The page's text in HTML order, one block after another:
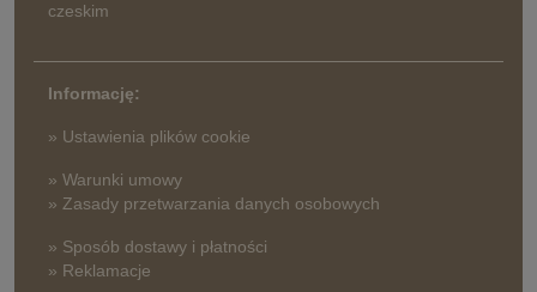
czeskim
Informację:
» Ustawienia plików cookie
» Warunki umowy
» Zasady przetwarzania danych osobowych
» Sposób dostawy i płatności
» Reklamacje